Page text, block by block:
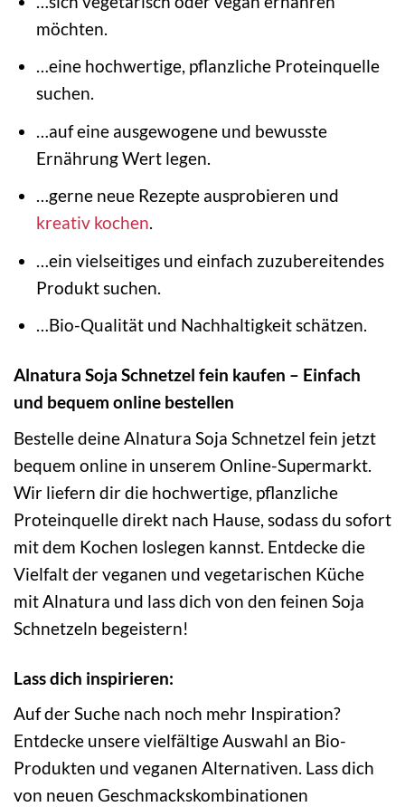
möchten.
…eine hochwertige, pflanzliche Proteinquelle
suchen.
…auf eine ausgewogene und bewusste
Ernährung Wert legen.
…gerne neue Rezepte ausprobieren und
kreativ kochen.
…ein vielseitiges und einfach zuzubereitendes
Produkt suchen.
…Bio-Qualität und Nachhaltigkeit schätzen.
Alnatura Soja Schnetzel fein kaufen – Einfach
und bequem online bestellen
Bestelle deine Alnatura Soja Schnetzel fein jetzt
bequem online in unserem Online-Supermarkt.
Wir liefern dir die hochwertige, pflanzliche
Proteinquelle direkt nach Hause, sodass du sofort
mit dem Kochen loslegen kannst. Entdecke die
Vielfalt der veganen und vegetarischen Küche
mit Alnatura und lass dich von den feinen Soja
Schnetzeln begeistern!
Lass dich inspirieren:
Auf der Suche nach noch mehr Inspiration?
Entdecke unsere vielfältige Auswahl an Bio-
Produkten und veganen Alternativen. Lass dich
von neuen Geschmackskombinationen